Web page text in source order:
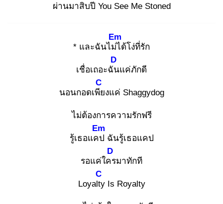
ผ่านมาสิบปี You See Me Stoned
* และฉันไม่ไ
Em
ด้โง่ที่รัก
เชื่อเถอะฉัน
D
แค่ภักดี
นอนกอดเพีย
C
งแค่ Shaggydog
ไม่ต้องการความรักฟรี
รู้เธอแคป
Em
ฉันรู้เธอแคป
รอแค่ใคร
D
มาทักที
Loyalty
C
Is Royalty